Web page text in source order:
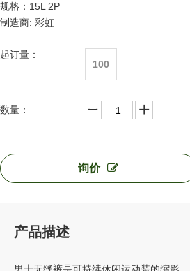
规格：15L 2P
制造商: 彩虹
起订量：
100
数量：
询价
产品描述